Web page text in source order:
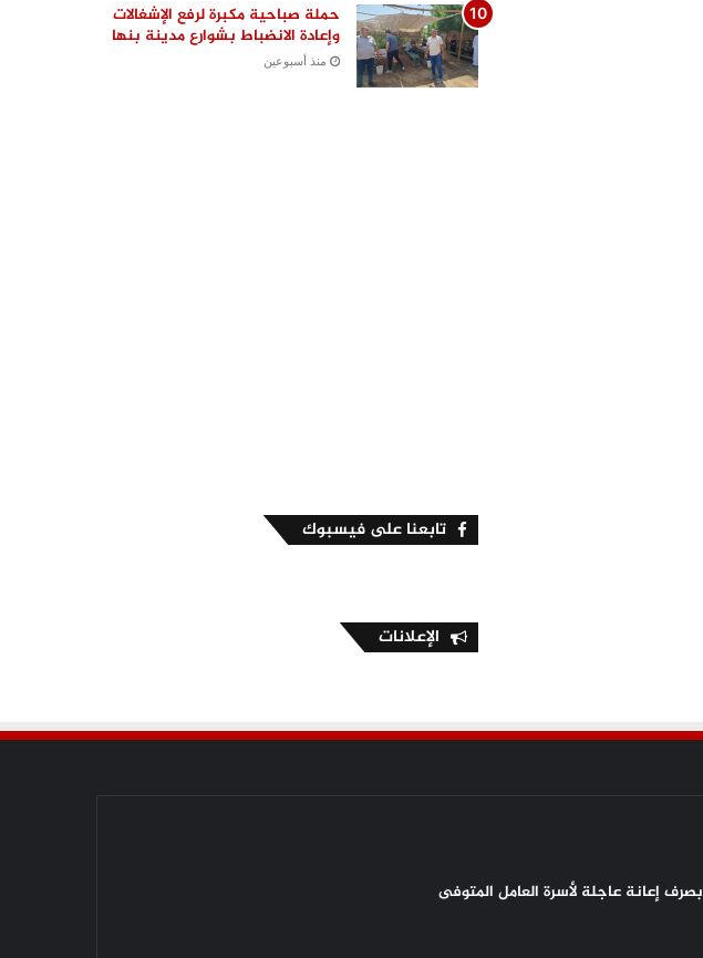
حملة صباحية مكبرة لرفع الإشغالات
وإعادة الانضباط بشوارع مدينة بنها
منذ أسبوعين
تابعنا على فيسبوك
الإعلانات
إعانة عاجلة لأسرة العامل المتوفى